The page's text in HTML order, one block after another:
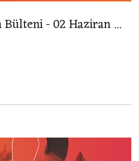
Bülteni - 02 Haziran ...